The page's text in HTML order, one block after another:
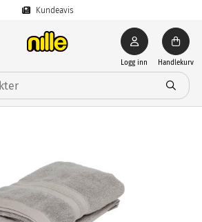
Kundeavis
Logg inn Handlekurv